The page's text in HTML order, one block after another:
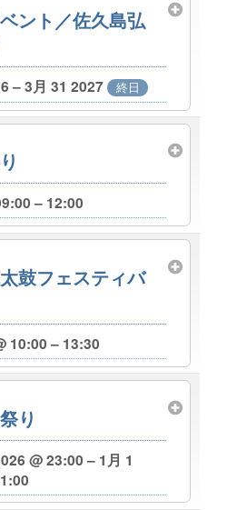
ント／佐久島弘
– 3月 31 2027 終日
– 12:00
鼓フェスティバ
10:00 – 13:30
り
@ 23:00 – 1月 1